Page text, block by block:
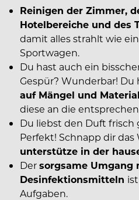
Reinigen der Zimmer,
Hotelbereiche und des
damit alles strahlt wie ein
Sportwagen.
Du hast auch ein
Gespür? Wunderbar! Du
auf Mängel und
diese an die
Du liebst den Duft frisch
Perfekt! Schnapp dir
unterstütze in der
Dersorgsame Umgang
Desinfektionsmitteln
Aufgaben.